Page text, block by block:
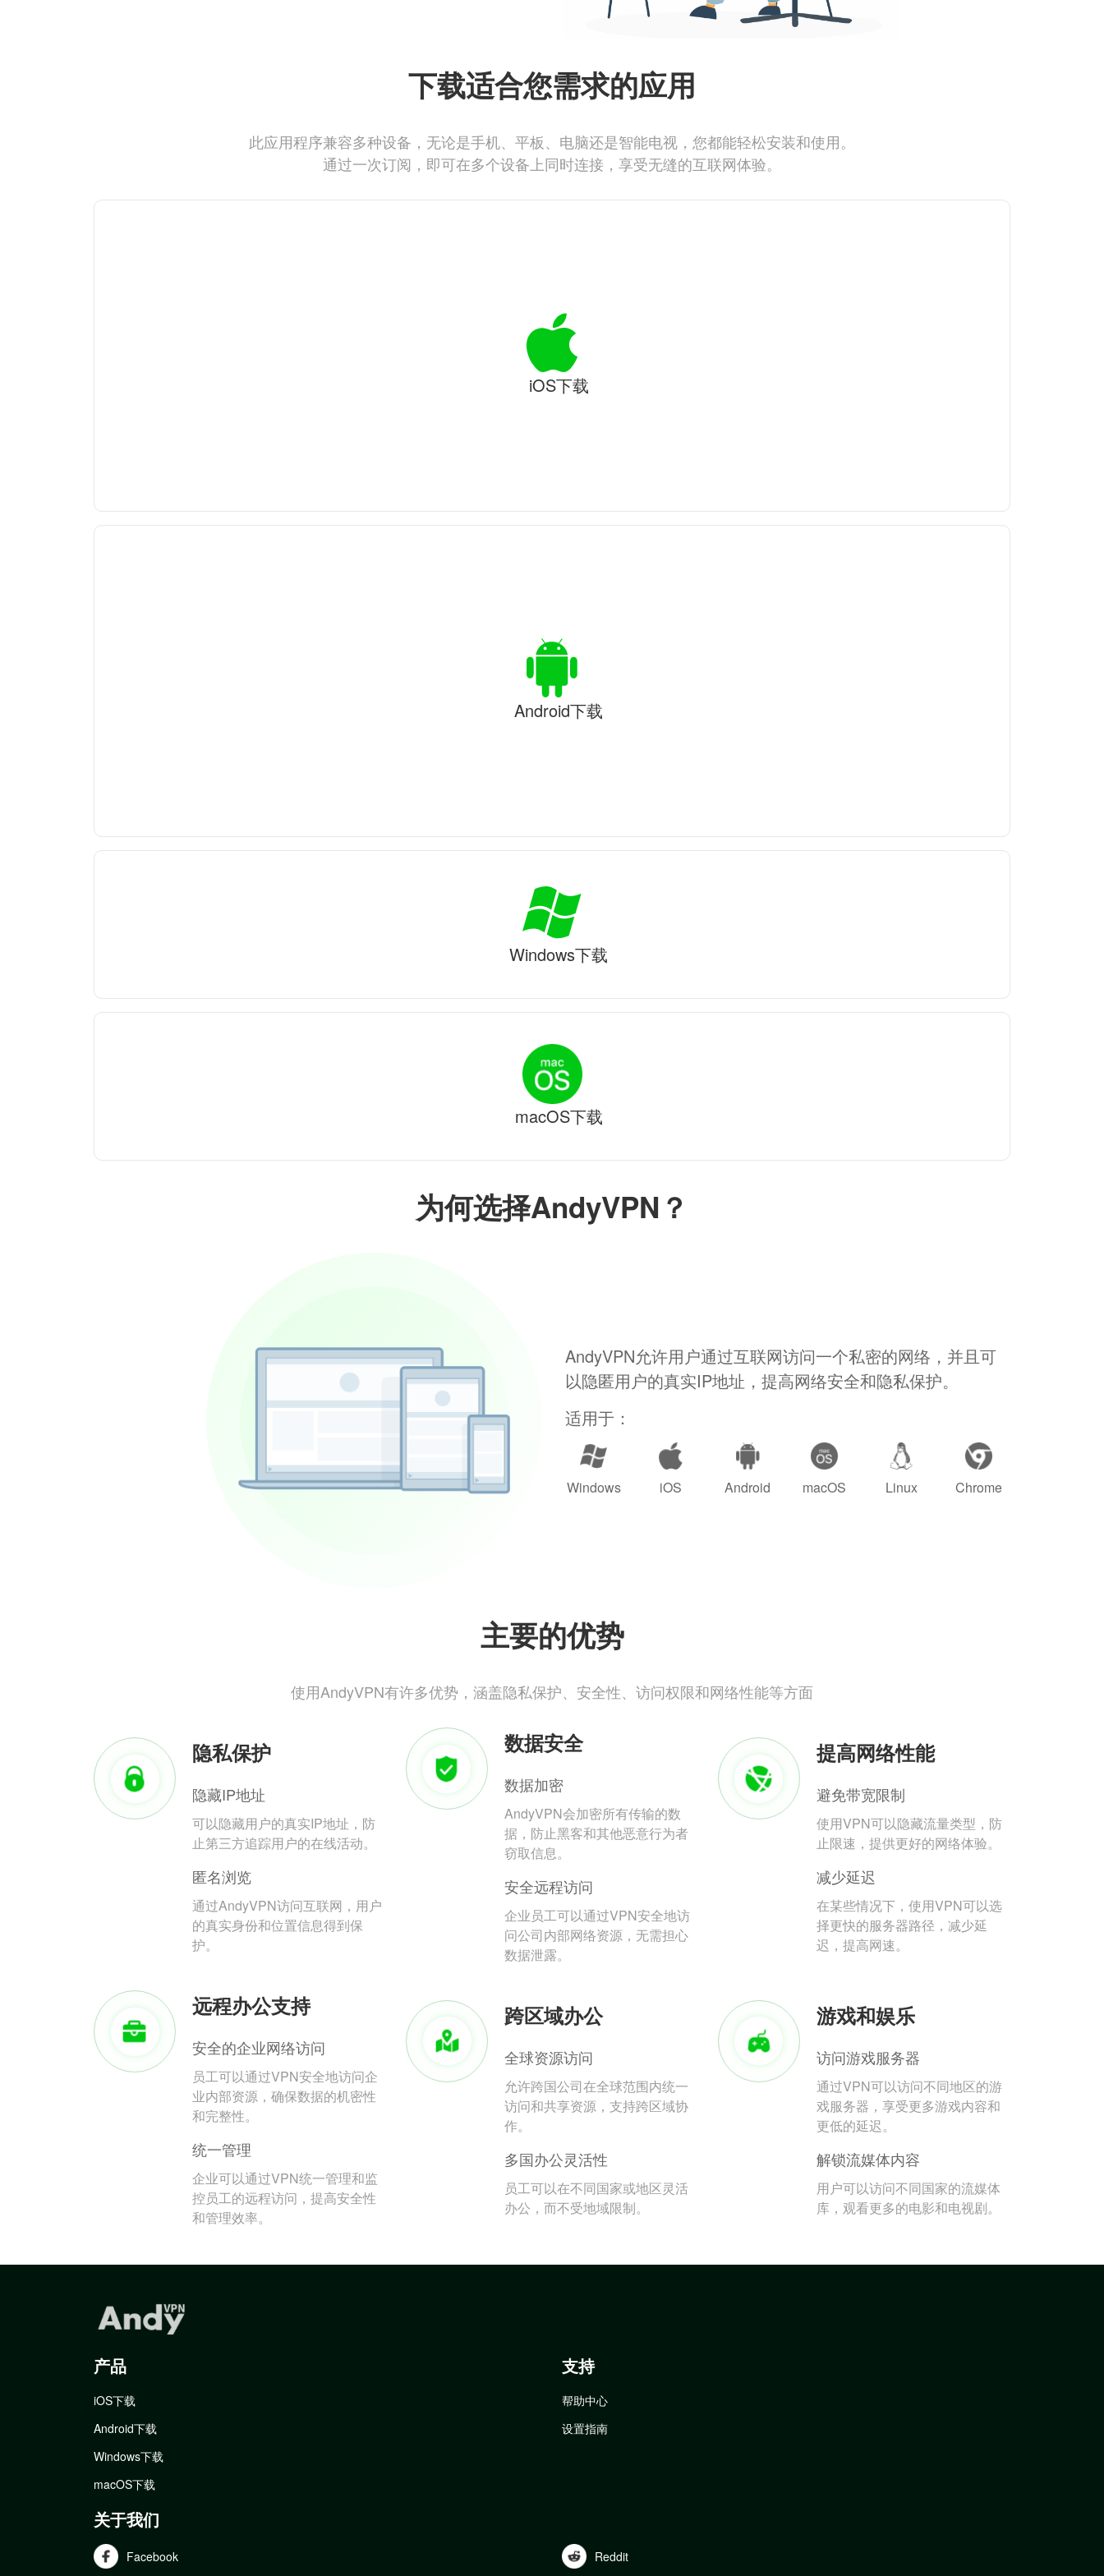
为何选择AndyVPN？
AndyVPN允许用户通过互联网访问一个私密的网络，并且可
以隐匿用户的真实IP地址，提高网络安全和隐私保护。
适用于：
Windows iOS Android macOS Linux Chrome
主要的优势
使用AndyVPN有许多优势，涵盖隐私保护、安全性、访问权限和网络性能等方面
隐私保护
隐藏IP地址
可以隐藏用户的真实IP地址，防
止第三方追踪用户的在线活动。
匿名浏览
通过AndyVPN访问互联网，用户
的真实身份和位置信息得到保
护。
数据安全
数据加密
AndyVPN会加密所有传输的数
据，防止黑客和其他恶意行为者
窃取信息。
安全远程访问
企业员工可以通过VPN安全地访
问公司内部网络资源，无需担心
数据泄露。
提高网络性能
避免带宽限制
使用VPN可以隐藏流量类型，防
止限速，提供更好的网络体验。
减少延迟
在某些情况下，使用VPN可以选
择更快的服务器路径，减少延
迟，提高网速。
远程办公支持
安全的企业网络访问
员工可以通过VPN安全地访问企
业内部资源，确保数据的机密性
和完整性。
统一管理
企业可以通过VPN统一管理和监
控员工的远程访问，提高安全性
和管理效率。
跨区域办公
全球资源访问
允许跨国公司在全球范围内统一
访问和共享资源，支持跨区域协
作。
多国办公灵活性
员工可以在不同国家或地区灵活
办公，而不受地域限制。
游戏和娱乐
访问游戏服务器
通过VPN可以访问不同地区的游
戏服务器，享受更多游戏内容和
更低的延迟。
解锁流媒体内容
用户可以访问不同国家的流媒体
库，观看更多的电影和电视剧。
下载适合您需求的应用
此应用程序兼容多种设备，无论是手机、平板、电脑还是智能电视，您都能轻松安装和使用。
通过一次订阅，即可在多个设备上同时连接，享受无缝的互联网体验。
iOS下载
Android下载
Windows下载
macOS下载
产品
iOS下载
Android下载
Windows下载
macOS下载
支持
帮助中心
设置指南
关于我们
Facebook Reddit